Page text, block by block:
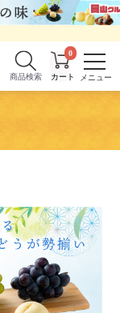
商品検索
0